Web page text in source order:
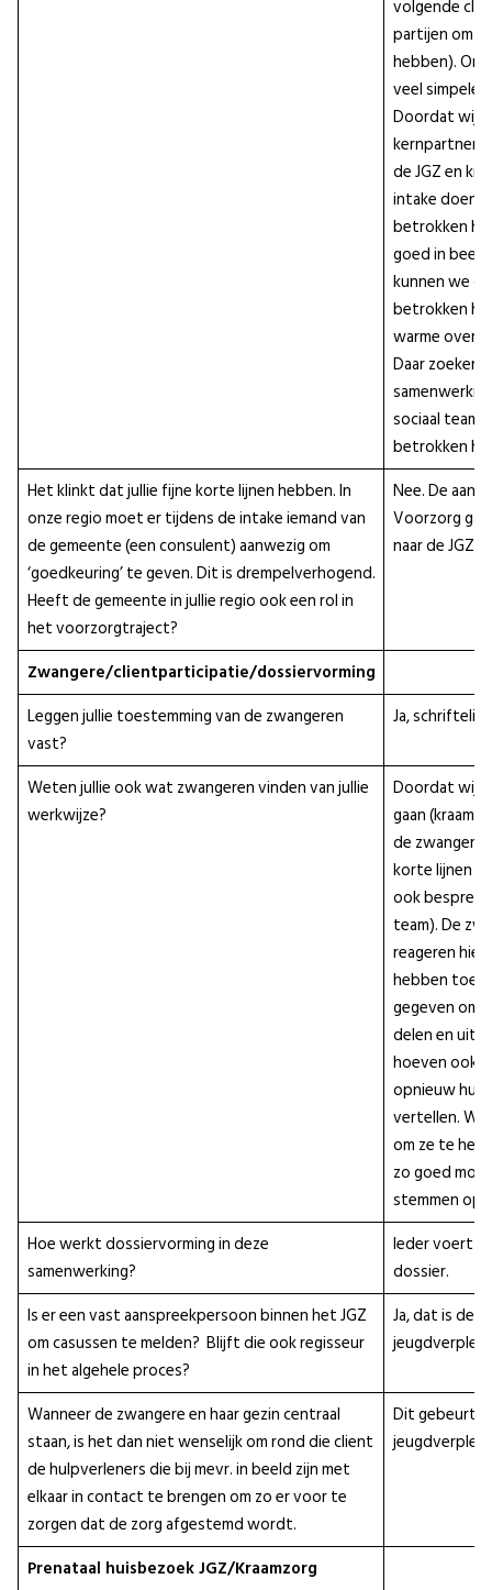
volgende
partijen om
hebben).
veel simpeler
Doordat wij
kernpartners
de JGZ en
intake doen
betrokken
goed in
kunnen we
betrokken
warme
Daar zoeken
sociaal team
betrokken
Het klinkt dat jullie fijne korte lijnen hebben. In
onze regio moet er tijdens de intake iemand van
de gemeente (een consulent) aanwezig om
‘goedkeuring’ te geven. Dit is drempelverhogend.
Heeft de gemeente in jullie regio ook een rol in
het voorzorgtraject?
Nee. De
Voorzorg
naar de JGZ.
Zwangere/clientparticipatie/dossiervorming
Leggen jullie toestemming van de zwangeren
vast?
Ja,
Weten jullie ook wat zwangeren vinden van jullie
werkwijze?
Doordat wij
gaan (kraam
de
korte lijnen
ook
team). De
reageren
hebben
gegeven om
delen en uit
hoeven ook
opnieuw hun
vertellen. Wij
om ze te
zo goed
stemmen op
Hoe werkt dossiervorming in deze
samenwerking?
Ieder voert in
dossier.
Is er een vast aanspreekpersoon binnen het JGZ
om casussen te melden? Blijft die ook regisseur
in het algehele proces?
Ja, dat is de
Wanneer de zwangere en haar gezin centraal
staan, is het dan niet wenselijk om rond die client
de hulpverleners die bij mevr. in beeld zijn met
elkaar in contact te brengen om zo er voor te
zorgen dat de zorg afgestemd wordt.
Dit gebeurt
Prenataal huisbezoek JGZ/Kraamzorg